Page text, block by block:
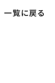
一覧に戻る